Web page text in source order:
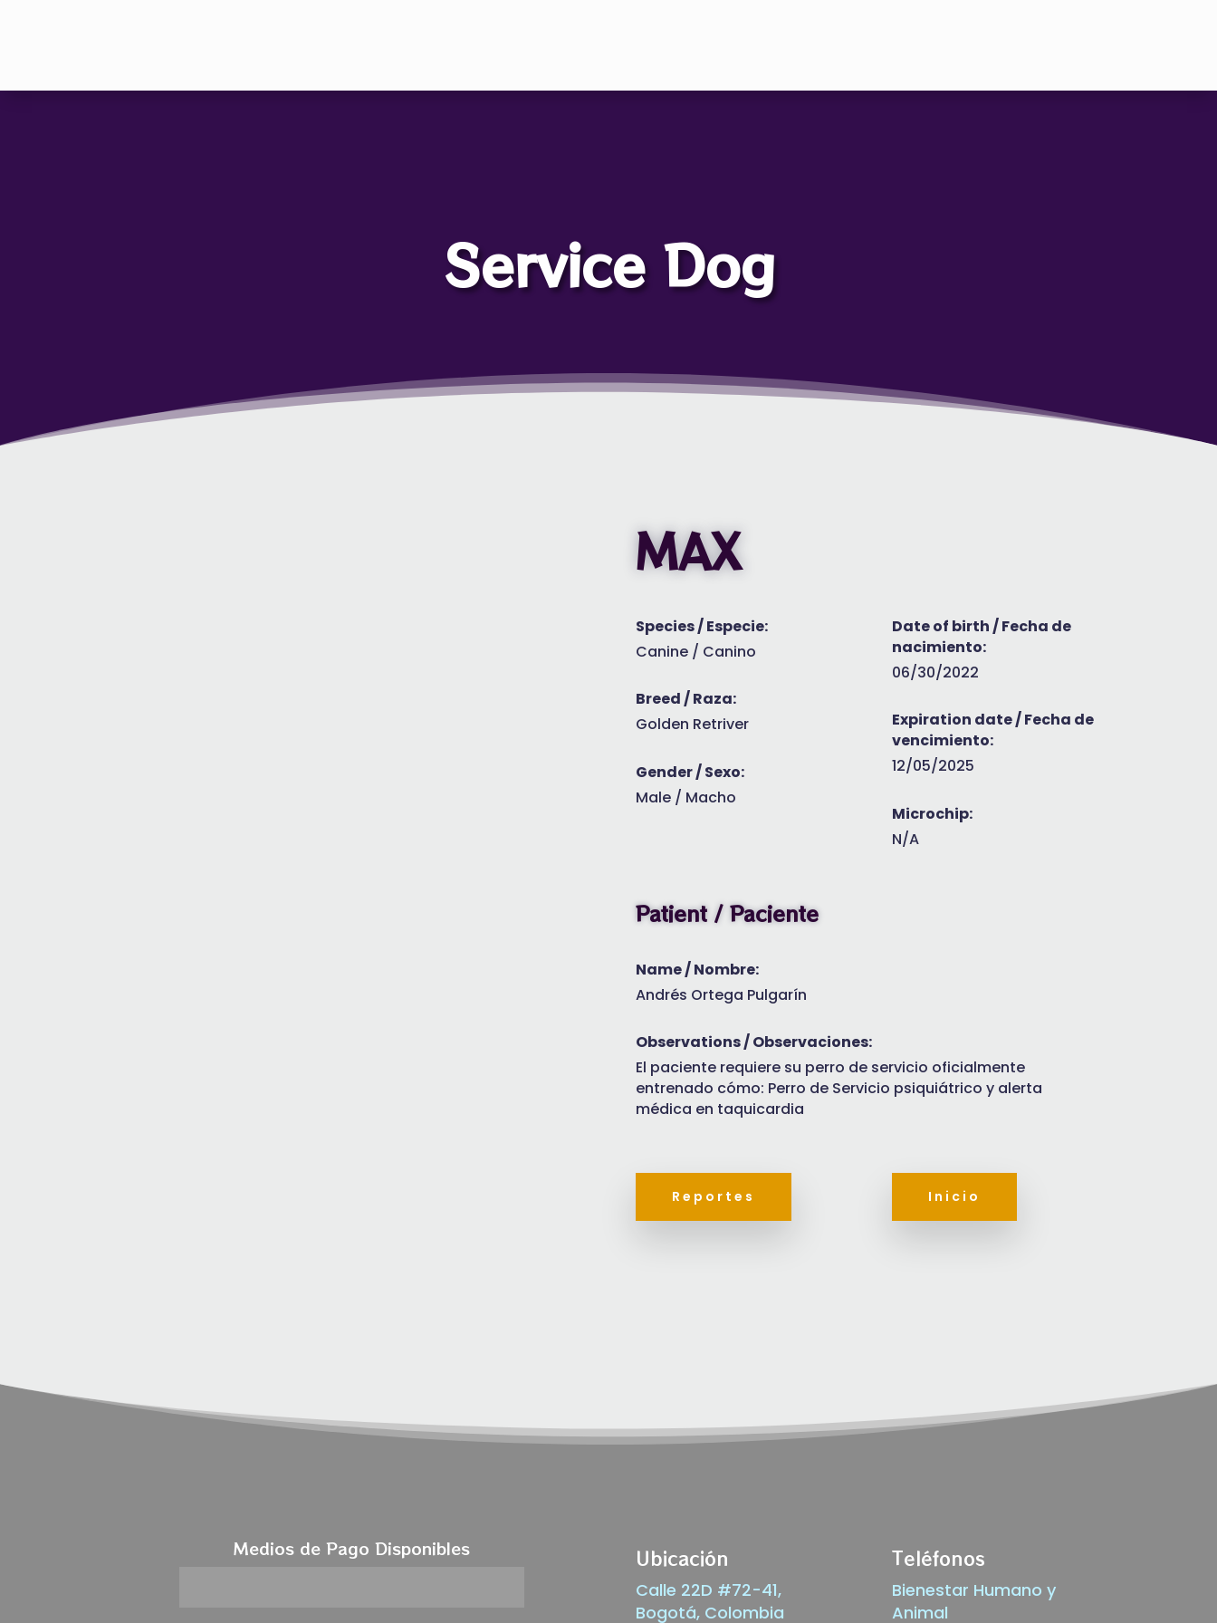
Service Dog
MAX
Species / Especie:
Canine / Canino
Breed / Raza:
Golden Retriver
Gender / Sexo:
Male / Macho
Date of birth / Fecha de
nacimiento:
06/30/2022
Expiration date / Fecha de
vencimiento:
12/05/2025
Microchip:
N/A
Patient / Paciente
Name / Nombre:
Andrés Ortega Pulgarín
Observations / Observaciones:
El paciente requiere su perro de servicio oficialmente
entrenado cómo: Perro de Servicio psiquiátrico y alerta
médica en taquicardia
Reportes Inicio
Medios de Pago Disponibles Ubicación
Calle 22D #72-41,
Bogotá, Colombia
Teléfonos
Bienestar Humano y
Animal